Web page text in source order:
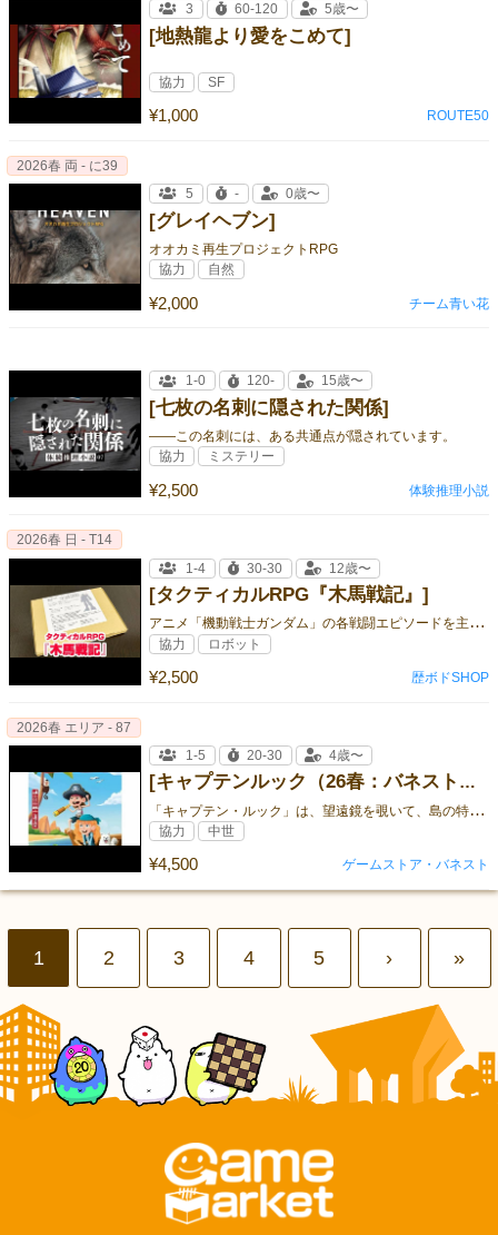
[地熱龍より愛をこめて]
¥1,000
3
60-120 5歳〜
協力 SF
ROUTE50
[グレイヘブン]
オオカミ再生プロジェクトRPG
¥2,000
2026春 両 - に39
5
- 0歳〜
協力 自然
チーム青い花
[七枚の名刺に隠された関係]
――この名刺には、ある共通点が隠されています。
¥2,500
1-0 120- 15歳〜
協力 ミステリー
体験推理小説
[タクティカルRPG『木馬戦記』]
ア
ニメ「機動戦士ガンダム」の各戦闘エピソードを主人公の種族する連邦軍ホワイトベースチームの視点から再現したゲーム
¥2,500
2026春 日 - T14
1-4
30-30 12歳〜
協力 ロボット
歴ボドSHOP
[キャプテンルック（26春：バネスト：エリア87）]
「
キャプテン・ルック」は、望遠鏡を覗いて、島の特徴を正しく当てる家族向けメモリーゲームです。
¥4,500
2026春 エリア - 87
1-5
20-30 4歳〜
協力 中世
ゲームストア・バネスト
1 2 3 4 5 › »